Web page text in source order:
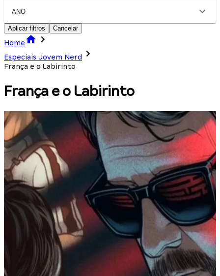
ANO
Aplicar filtros Cancelar
Home
Especiais Jovem Nerd
França e o Labirinto
França e o Labirinto